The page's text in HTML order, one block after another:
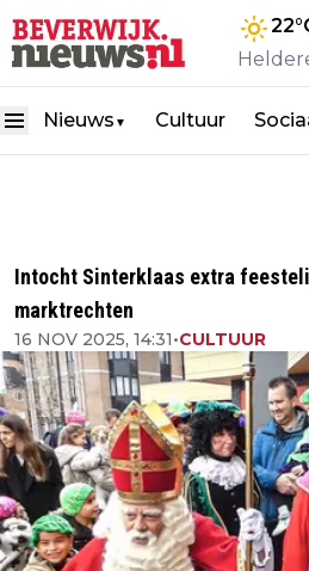
22
Nieuws ▼ Cultuur
Intocht Sinterklaas extra
marktrechten
16 NOV 2025, 14:31•CULTUUR